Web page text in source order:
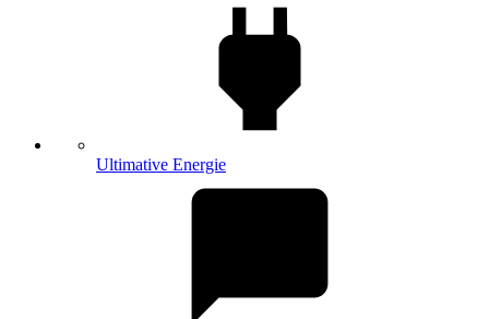
Ultimative Energie